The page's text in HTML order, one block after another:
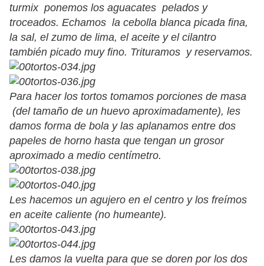
turmix ponemos los aguacates pelados y
troceados. Echamos la cebolla blanca picada fina,
la sal, el zumo de lima, el aceite y el cilantro
también picado muy fino. Trituramos y reservamos.
Para hacer los tortos tomamos porciones de masa
(del tamaño de un huevo aproximadamente), les
damos forma de bola y las aplanamos entre dos
papeles de horno hasta que tengan un grosor
aproximado a medio centímetro.
Les hacemos un agujero en el centro y los freímos
en aceite caliente (no humeante).
Les damos la vuelta para que se doren por los dos